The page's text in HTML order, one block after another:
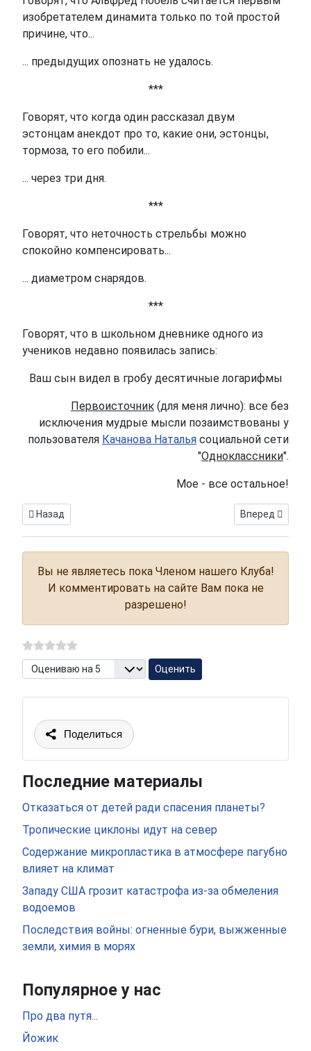
изобретателем динамита только по той простой
причине, что...
... предыдущих опознать не удалось.
***
Говорят, что когда один рассказал двум
эстонцам анекдот про то, какие они, эстонцы,
тормоза, то его побили...
... через три дня.
***
Говорят, что неточность стрельбы можно
спокойно компенсировать...
... диаметром снарядов.
***
Говорят, что в школьном дневнике одного из
учеников недавно появилась запись:
Ваш сын видел в гробу десятичные логарифмы
Первоисточник (для меня лично): все без
исключения мудрые мысли позаимствованы у
пользователя Качанова Наталья социальной сети
"Одноклассники".
Мое - все остальное!
Предыдущий: О России и россиянах. Выпуск 1 - Пусть
Назад Следующий: Об
Вперед
Вы не являетесь пока Членом нашего Клуба!
И комментировать на сайте Вам пока не
разрешено!
Пожалуйста, оцените
Поделиться
Последние материалы
Отказаться от детей ради спасения планеты?
Тропические циклоны идут на север
Содержание микропластика в атмосфере пагубно
влияет на климат
Западу США грозит катастрофа из-за обмеления
водоемов
Последствия войны: огненные бури, выжженные
земли, химия в морях
Популярное у нас
Про два путя...
Йожик